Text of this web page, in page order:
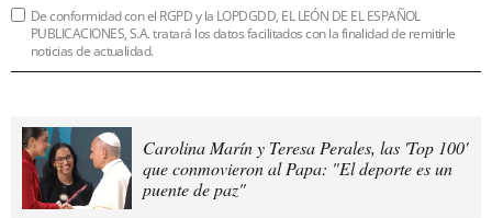
De conformidad con el RGPD y la LOPDGDD, EL LEÓN DE EL ESPAÑOL
PUBLICACIONES, S.A. tratará los datos facilitados con la finalidad de remitirle
noticias de actualidad.
Carolina Marín y Teresa Perales, las 'Top 100'
que conmovieron al Papa: "El deporte es un
puente de paz"